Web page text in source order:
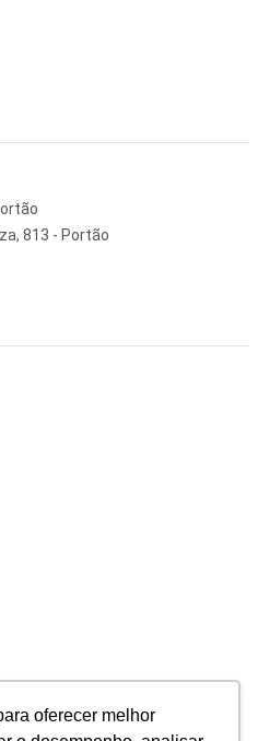
oferecer melhor
813 - Portão
mantenedora do Colégio Padre João
Beneficente de Assistência Social na